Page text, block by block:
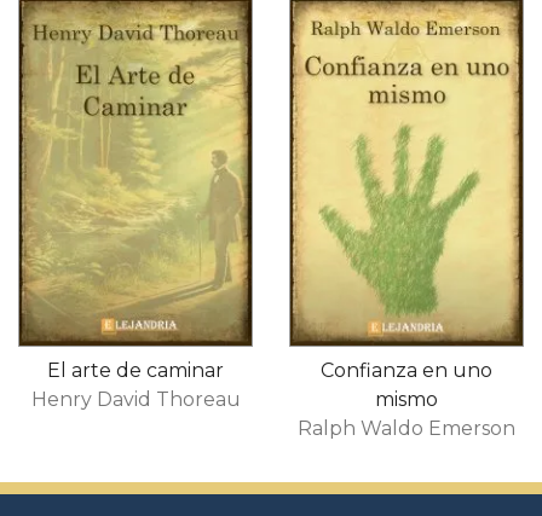
El arte de caminar
Henry David Thoreau
Confianza en uno
mismo
Ralph Waldo Emerson